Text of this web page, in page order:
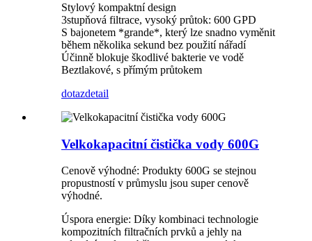
Stylový kompaktní design
3stupňová filtrace, vysoký průtok: 600 GPD
S bajonetem *grande*, který lze snadno vyměnit
během několika sekund bez použití nářadí
Účinně blokuje škodlivé bakterie ve vodě
Beztlakové, s přímým průtokem
dotazdetail
Velkokapacitní čistička vody 600G
Cenově výhodné: Produkty 600G se stejnou
propustností v průmyslu jsou super cenově
výhodné.
Úspora energie: Díky kombinaci technologie
kompozitních filtračních prvků a jehly na